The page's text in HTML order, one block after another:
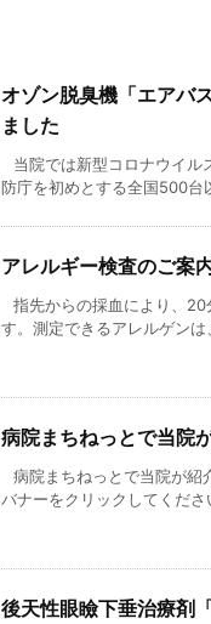
オゾン脱臭機「エアバ
ました
当院では新型コロナウイル
防庁を初めとする全国500台
アレルギー検査のご案
指先からの採血により、20
す。測定できるアレルゲン
病院まちねっとで当院
病院まちねっとで当院が紹
バナーをクリックしてくださ
後天性眼瞼下垂治療剤